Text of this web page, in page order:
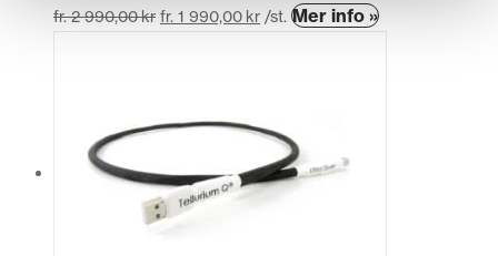
fr.2 990,00kr fr. 1 990,00 kr /st. Mer info »Den
här